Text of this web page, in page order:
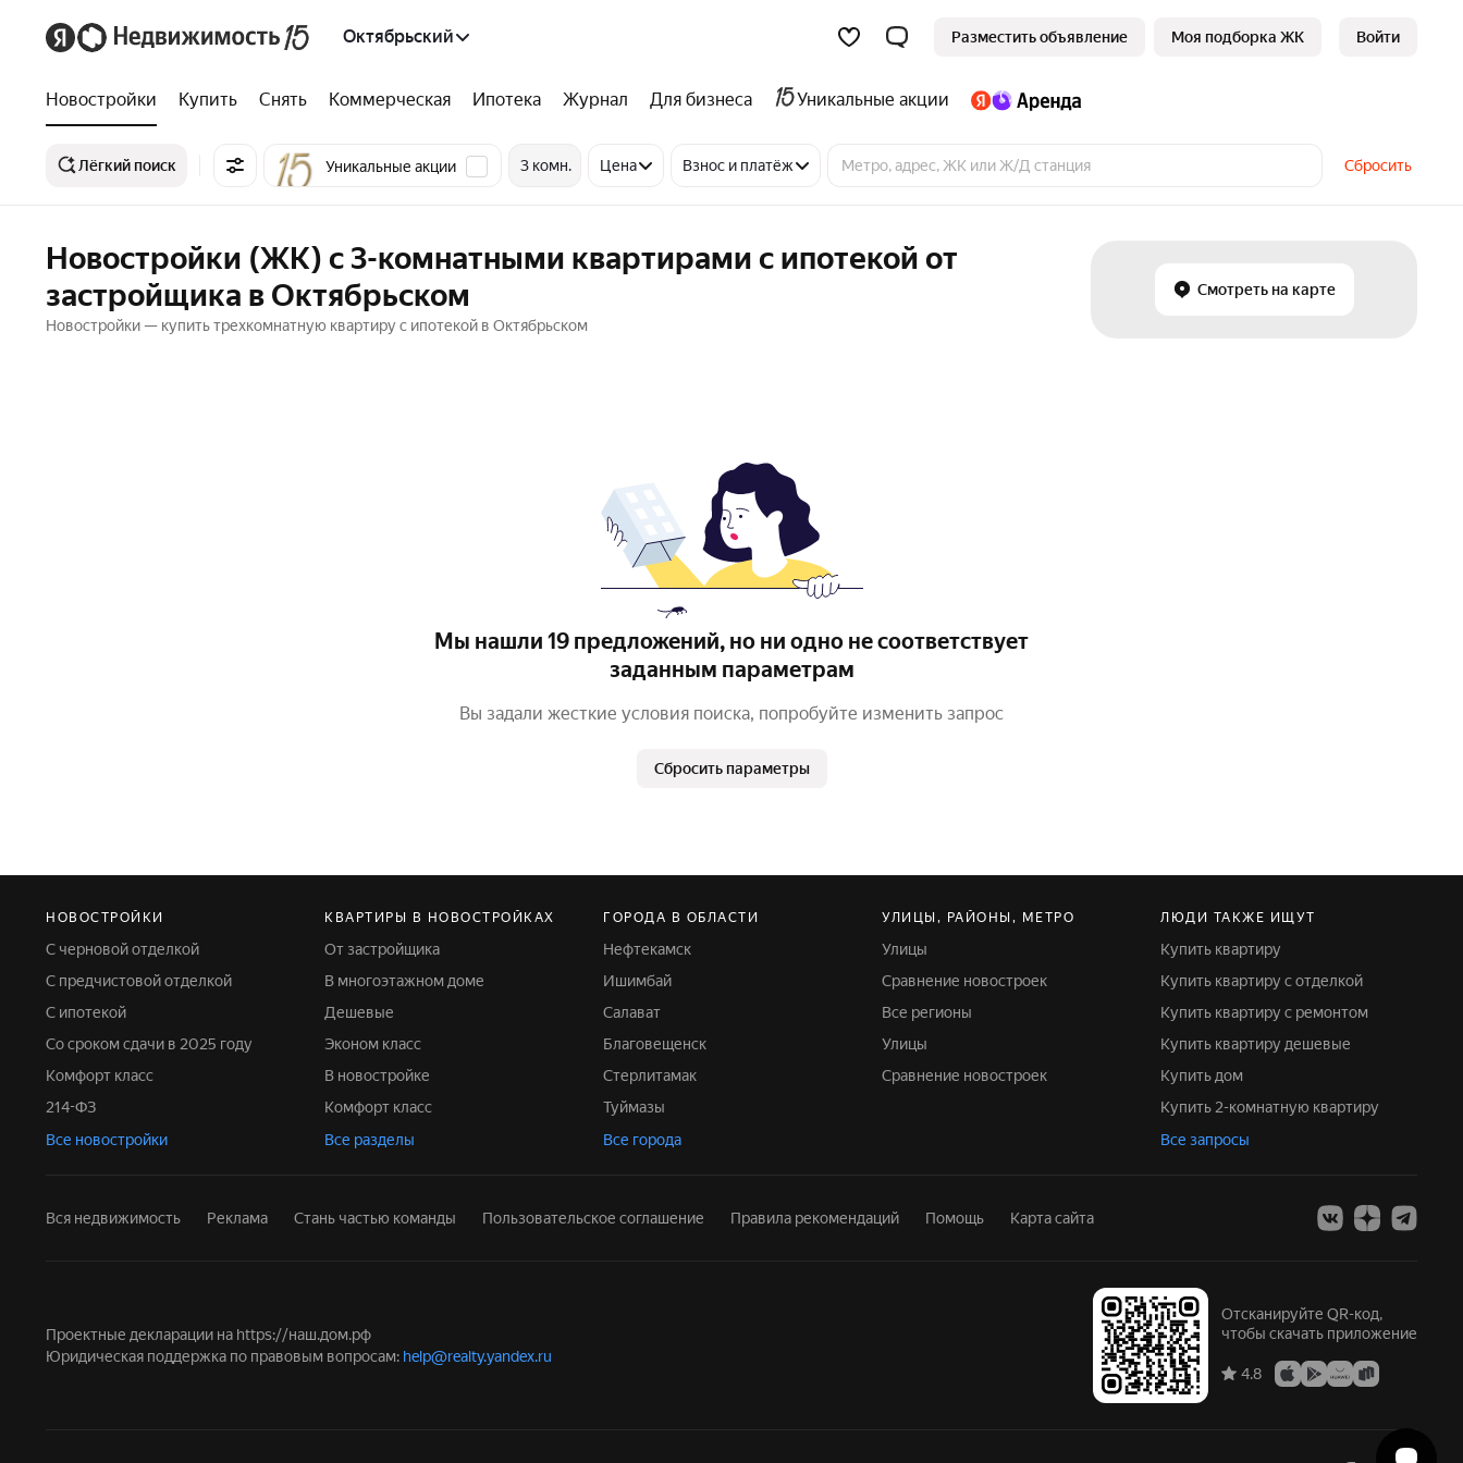
Октябрьский Разместить объявление Моя подборка ЖК Войти
Новостройки Купить Снять Коммерческая Ипотека Журнал Для бизнеса Уникальные акции
Лёгкий поиск Уникальные акции 3 комн. Цена Взнос и платёж Сбросить
Новостройки (ЖК) с 3-комнатными квартирами с ипотекой от
застройщика в Октябрьском
Новостройки — купить трехкомнатную квартиру с ипотекой в Октябрьском
Смотреть на карте
Мы нашли 19 предложений, но ни одно не соответствует
заданным параметрам
Вы задали жесткие условия поиска, попробуйте изменить запрос
Сбросить параметры
НОВОСТРОЙКИ
С черновой отделкой
С предчистовой отделкой
С ипотекой
Со сроком сдачи в 2025 году
Комфорт класс
214-ФЗ
Все новостройки
КВАРТИРЫ В НОВОСТРОЙКАХ
От застройщика
В многоэтажном доме
Дешевые
Эконом класс
В новостройке
Комфорт класс
Все разделы
ГОРОДА В ОБЛАСТИ
Нефтекамск
Ишимбай
Салават
Благовещенск
Стерлитамак
Туймазы
Все города
УЛИЦЫ, РАЙОНЫ, МЕТРО
Улицы
Сравнение новостроек
Все регионы
Улицы
Сравнение новостроек
ЛЮДИ ТАКЖЕ ИЩУТ
Купить квартиру
Купить квартиру с отделкой
Купить квартиру с ремонтом
Купить квартиру дешевые
Купить дом
Купить 2-комнатную квартиру
Все запросы
Вся недвижимость Реклама Стань частью команды Пользовательское соглашение Правила рекомендаций Помощь Карта сайта
Проектные декларации на https://наш.дом.рф
Юридическая поддержка по правовым вопросам: help@realty.yandex.ru
Отсканируйте QR-код,
чтобы скачать приложение
4.8